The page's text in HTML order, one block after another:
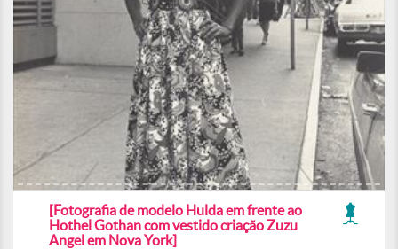
[Fotografia de modelo Hulda em frente ao
Hothel Gothan com vestido criação Zuzu
Angel em Nova York]